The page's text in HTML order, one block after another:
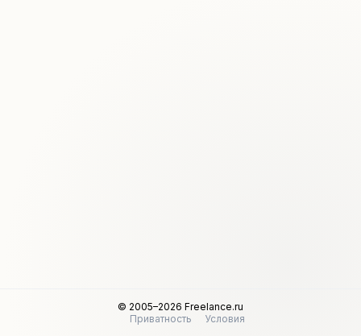
© 2005–2026 Freelance.ru
Приватность
Условия